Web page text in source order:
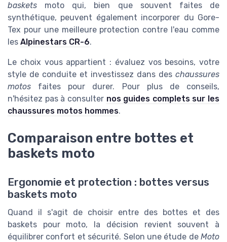
baskets moto qui, bien que souvent faites de
synthétique, peuvent également incorporer du Gore-
Tex pour une meilleure protection contre l'eau comme
les Alpinestars CR-6.
Le choix vous appartient : évaluez vos besoins, votre
style de conduite et investissez dans des chaussures
motos faites pour durer. Pour plus de conseils,
n'hésitez pas à consulter nos guides complets sur les
chaussures motos hommes.
Comparaison entre bottes et
baskets moto
Ergonomie et protection : bottes versus
baskets moto
Quand il s'agit de choisir entre des bottes et des
baskets pour moto, la décision revient souvent à
équilibrer confort et sécurité. Selon une étude de Moto